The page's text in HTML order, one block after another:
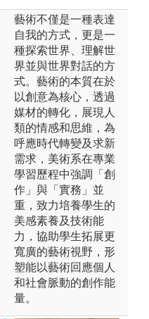
藝術不僅是一種表達
自我的方式，更是一
種探索世界、理解世
界並與世界對話的方
式。藝術的本質在於
以創意為核心，透過
媒材的轉化，展現人
類的情感和思維，為
呼應時代轉變及求新
需求，美術系在專業
學習歷程中強調「創
作」與「實務」並
重，致力培養學生的
美感素養及技術能
力，協助學生拓展更
寬廣的藝術視野，形
塑能以藝術回應個人
和社會脈動的創作能
量。